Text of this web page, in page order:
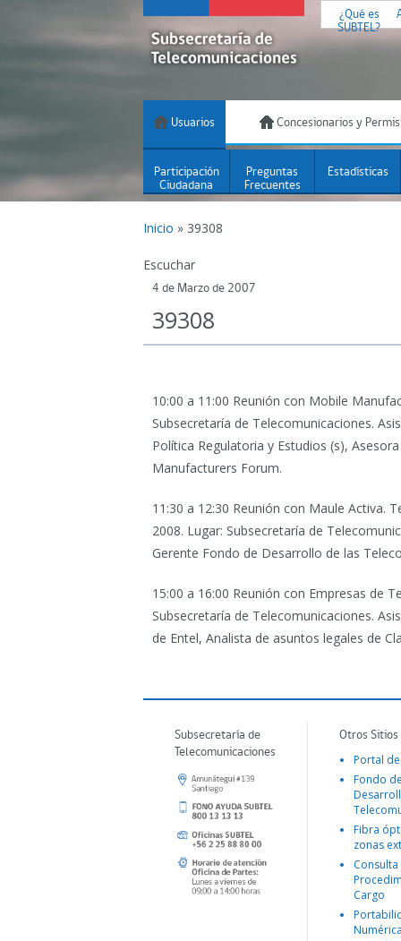
¿Qué es
SUBTEL?
Usuarios Concesionarios y
Participación
Ciudadana
Preguntas
Frecuentes
Estadísticas
Inicio » 39308
Escuchar
4 de Marzo de 2007
39308
10:00 a 11:00 Reunión con Mobile
Subsecretaría de Telecomunicaciones.
Política Regulatoria y Estudios (s),
Manufacturers Forum.
11:30 a 12:30 Reunión con Maule Activa.
2008. Lugar: Subsecretaría de
Gerente Fondo de Desarrollo de las
15:00 a 16:00 Reunión con Empresas de
Subsecretaría de Telecomunicaciones.
de Entel, Analista de asuntos legales de
Subsecretaría de
Telecomunicaciones
Otros
Portal
Fondo
Fibra
zonas
Consulta
Cargo